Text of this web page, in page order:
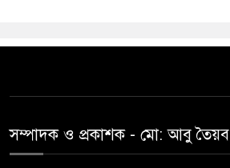
সম্পাদক ও প্রকাশক -‌ মো: আবু‌ তৈয়ব